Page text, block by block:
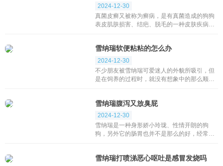
2024-12-30
真菌皮癣又被称为癣病，是有真菌造成的狗狗
表皮肌肤损害、结疤、脱毛的一种皮肤疾病，
时，要立即采...
雪纳瑞软便粘粘的怎么办
2024-12-30
不少朋友被雪纳瑞可爱迷人的外貌所吸引，但
是在饲养的过程时，就没有想象中的那么顺利
处理了。...
雪纳瑞腹泻又放臭屁
2024-12-30
雪纳瑞是一种身形娇小玲珑、性情开朗的狗
狗，另外它的肠胃也并不是那么的好，经常会
关心的...
雪纳瑞打喷涕恶心呕吐是感冒发烧吗